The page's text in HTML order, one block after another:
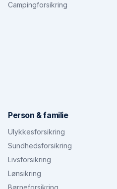
Campingforsikring
Person & familie
Ulykkesforsikring
Sundhedsforsikring
Livsforsikring
Lønsikring
Børneforsikring